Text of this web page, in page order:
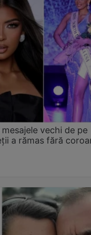
vechi de pe
a rămas fără